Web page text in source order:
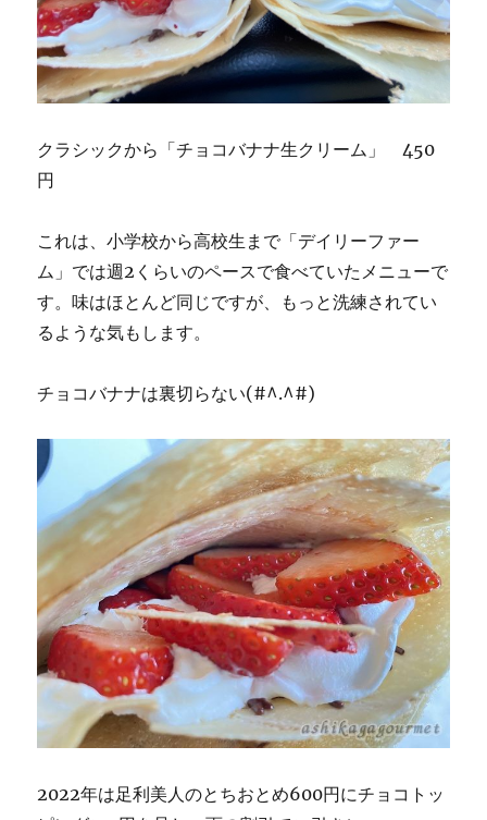
クラシックから「チョコバナナ生クリーム」 450
円
これは、小学校から高校生まで「デイリーファー
ム」では週2くらいのペースで食べていたメニューで
す。味はほとんど同じですが、もっと洗練されてい
るような気もします。
チョコバナナは裏切らない(#^.^#)
2022年は足利美人のとちおとめ600円にチョコトッ